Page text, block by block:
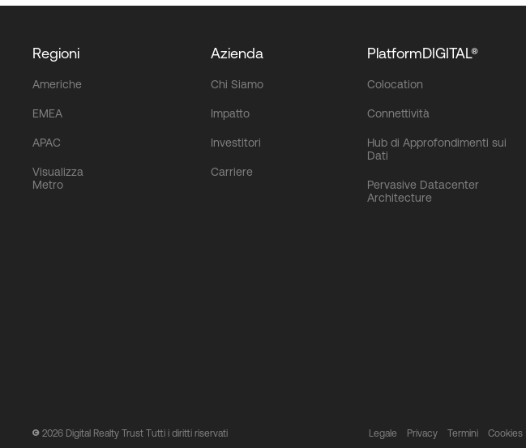
Regioni
Americhe
EMEA
APAC
Visualizza
Metro
Azienda
Chi Siamo
Impatto
Investitori
Carriere
PlatformDIGITAL®
Colocation
Connettività
Hub di Approfondimenti sui
Dati
Pervasive Datacenter
Architecture
2026 Digital Realty Trust Tutti i diritti riservati Legale Privacy Termini Cookies